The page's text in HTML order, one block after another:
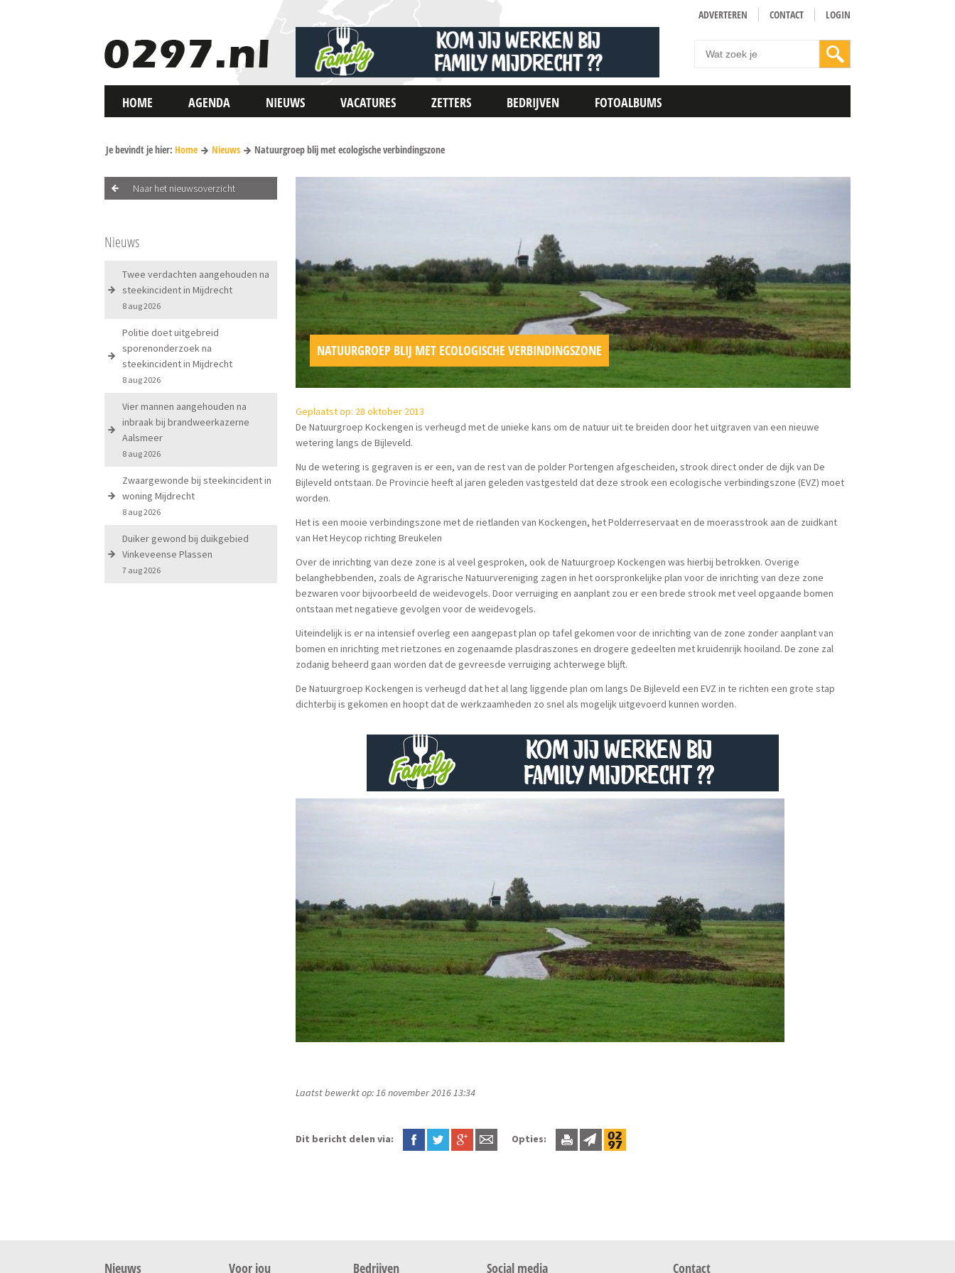
ADVERTEREN CONTACT LOGIN
HOME AGENDA NIEUWS VACATURES ZETTERS BEDRIJVEN FOTOALBUMS
Je bevindt je hier: Home Nieuws Natuurgroep blij met ecologische verbindingszone
Naar het nieuwsoverzicht
Nieuws
Twee verdachten aangehouden na
steekincident in Mijdrecht
8 aug 2026
Politie doet uitgebreid
sporenonderzoek na
steekincident in Mijdrecht
8 aug 2026
Vier mannen aangehouden na
inbraak bij brandweerkazerne
Aalsmeer
8 aug 2026
Zwaargewonde bij steekincident in
woning Mijdrecht
8 aug 2026
Duiker gewond bij duikgebied
Vinkeveense Plassen
7 aug 2026
NATUURGROEP BLIJ MET ECOLOGISCHE VERBINDINGSZONE
Geplaatst op: 28 oktober 2013
De Natuurgroep Kockengen is verheugd met de unieke kans om de natuur uit te breiden door het uitgraven van een nieuwe
wetering langs de Bijleveld.
Nu de wetering is gegraven is er een, van de rest van de polder Portengen afgescheiden, strook direct onder de dijk van De
Bijleveld ontstaan. De Provincie heeft al jaren geleden vastgesteld dat deze strook een ecologische verbindingszone (EVZ) moet
worden.
Het is een mooie verbindingszone met de rietlanden van Kockengen, het Polderreservaat en de moerasstrook aan de zuidkant
van Het Heycop richting Breukelen
Over de inrichting van deze zone is al veel gesproken, ook de Natuurgroep Kockengen was hierbij betrokken. Overige
belanghebbenden, zoals de Agrarische Natuurvereniging zagen in het oorspronkelijke plan voor de inrichting van deze zone
bezwaren voor bijvoorbeeld de weidevogels. Door verruiging en aanplant zou er een brede strook met veel opgaande bomen
ontstaan met negatieve gevolgen voor de weidevogels.
Uiteindelijk is er na intensief overleg een aangepast plan op tafel gekomen voor de inrichting van de zone zonder aanplant van
bomen en inrichting met rietzones en zogenaamde plasdraszones en drogere gedeelten met kruidenrijk hooiland. De zone zal
zodanig beheerd gaan worden dat de gevreesde verruiging achterwege blijft.
De Natuurgroep Kockengen is verheugd dat het al lang liggende plan om langs De Bijleveld een EVZ in te richten een grote stap
dichterbij is gekomen en hoopt dat de werkzaamheden zo snel als mogelijk uitgevoerd kunnen worden.
Laatst bewerkt op: 16 november 2016 13:34
Dit bericht delen via: Opties:
Nieuws Voor jou Bedrijven Social media Contact